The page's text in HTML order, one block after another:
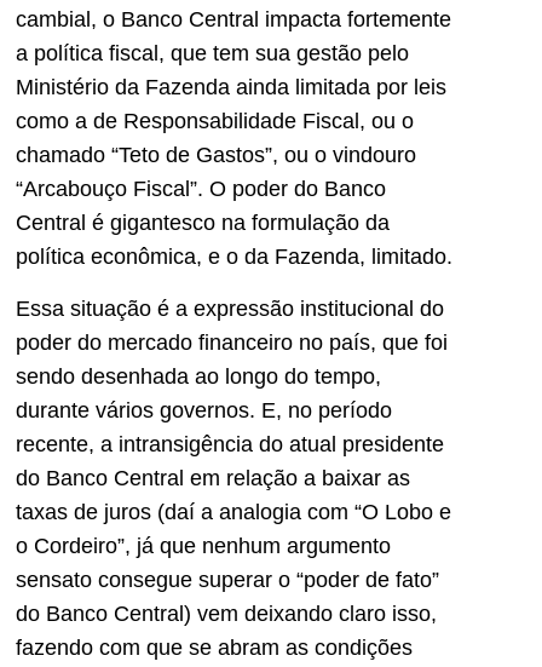
cambial, o Banco Central impacta fortemente
a política fiscal, que tem sua gestão pelo
Ministério da Fazenda ainda limitada por leis
como a de Responsabilidade Fiscal, ou o
chamado “Teto de Gastos”, ou o vindouro
“Arcabouço Fiscal”. O poder do Banco
Central é gigantesco na formulação da
política econômica, e o da Fazenda, limitado.
Essa situação é a expressão institucional do
poder do mercado financeiro no país, que foi
sendo desenhada ao longo do tempo,
durante vários governos. E, no período
recente, a intransigência do atual presidente
do Banco Central em relação a baixar as
taxas de juros (daí a analogia com “O Lobo e
o Cordeiro”, já que nenhum argumento
sensato consegue superar o “poder de fato”
do Banco Central) vem deixando claro isso,
fazendo com que se abram as condições